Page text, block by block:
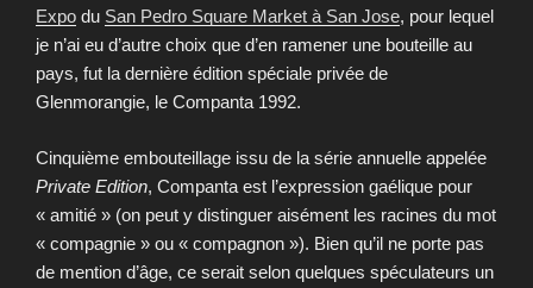
Expo du San Pedro Square Market à San Jose, pour lequel
je n’ai eu d’autre choix que d’en ramener une bouteille au
pays, fut la dernière édition spéciale privée de
Glenmorangie, le Companta 1992.
Cinquième embouteillage issu de la série annuelle appelée
Private Edition, Companta est l’expression gaélique pour
« amitié » (on peut y distinguer aisément les racines du mot
« compagnie » ou « compagnon »). Bien qu’il ne porte pas
de mention d’âge, ce serait selon quelques spéculateurs un